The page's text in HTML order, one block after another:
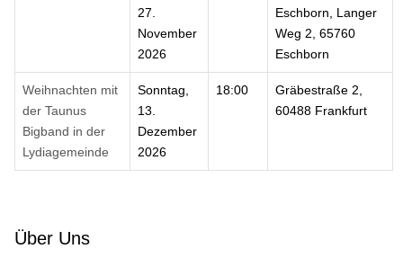
27.
November
2026
Eschborn, Langer
Weg 2, 65760
Eschborn
Weihnachten mit
der Taunus
Bigband in der
Lydiagemeinde
Sonntag,
13.
Dezember
2026
18:00
Gräbestraße 2,
60488 Frankfurt
Über Uns